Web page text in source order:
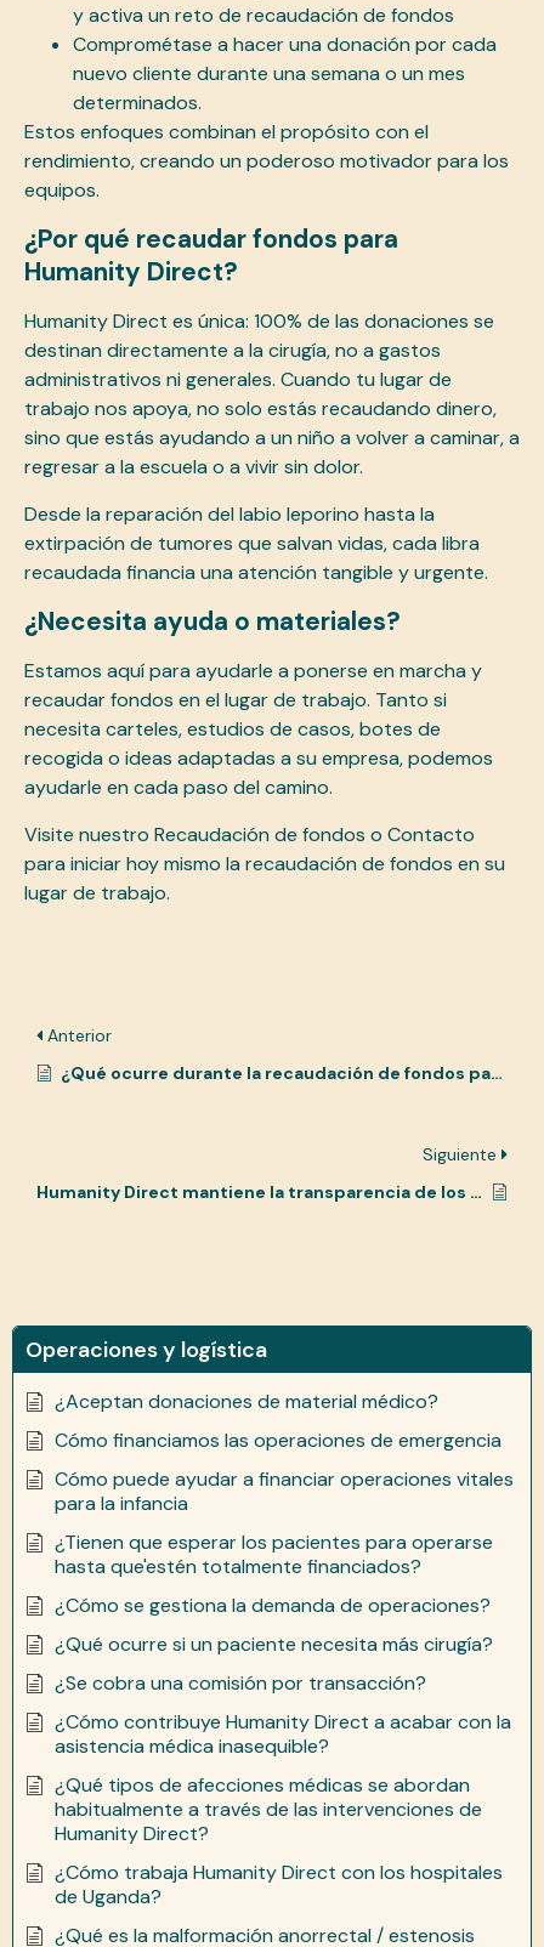
Operaciones y logística
¿Aceptan donaciones de material médico?
Cómo financiamos las operaciones de emergencia
Cómo puede ayudar a financiar operaciones vitales
para la infancia
¿Tienen que esperar los pacientes para operarse
hasta que'estén totalmente financiados?
¿Cómo se gestiona la demanda de operaciones?
¿Qué ocurre si un paciente necesita más cirugía?
¿Se cobra una comisión por transacción?
¿Cómo contribuye Humanity Direct a acabar con la
asistencia médica inasequible?
¿Qué tipos de afecciones médicas se abordan
habitualmente a través de las intervenciones de
Humanity Direct?
¿Cómo trabaja Humanity Direct con los hospitales
de Uganda?
¿Qué es la malformación anorrectal / estenosis
y activa un reto de recaudación de fondos
Comprométase a hacer una donación por cada
nuevo cliente durante una semana o un mes
determinados.
Estos enfoques combinan el propósito con el
rendimiento, creando un poderoso motivador para los
equipos.
¿Por qué recaudar fondos para
Humanity Direct?
Humanity Direct es única: 100% de las donaciones se
destinan directamente a la cirugía, no a gastos
administrativos ni generales. Cuando tu lugar de
trabajo nos apoya, no solo estás recaudando dinero,
sino que estás ayudando a un niño a volver a caminar, a
regresar a la escuela o a vivir sin dolor.
Desde la reparación del labio leporino hasta la
extirpación de tumores que salvan vidas, cada libra
recaudada financia una atención tangible y urgente.
¿Necesita ayuda o materiales?
Estamos aquí para ayudarle a ponerse en marcha y
recaudar fondos en el lugar de trabajo. Tanto si
necesita carteles, estudios de casos, botes de
recogida o ideas adaptadas a su empresa, podemos
ayudarle en cada paso del camino.
Visite nuestro Recaudación de fondos o Contacto
para iniciar hoy mismo la recaudación de fondos en su
lugar de trabajo.
Anterior
¿Qué ocurre durante la recaudación de fondos para las clases?
Siguiente
Humanity Direct mantiene la transparencia de los costes quirúrgicos